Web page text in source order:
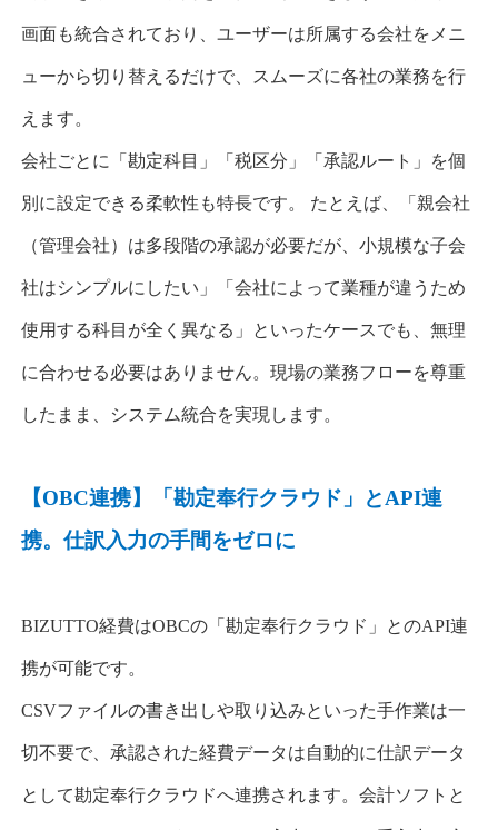
画面も統合されており、ユーザーは所属する会社をメニ
ューから切り替えるだけで、スムーズに各社の業務を行
えます。
会社ごとに「勘定科目」「税区分」「承認ルート」を個
別に設定できる柔軟性も特長です。 たとえば、「親会社
（管理会社）は多段階の承認が必要だが、小規模な子会
社はシンプルにしたい」「会社によって業種が違うため
使用する科目が全く異なる」といったケースでも、無理
に合わせる必要はありません。現場の業務フローを尊重
したまま、システム統合を実現します。
【OBC連携】「勘定奉行クラウド」とAPI連
携。仕訳入力の手間をゼロに
BIZUTTO経費はOBCの 「勘定奉行クラウド」とのAPI連
携が可能です。
CSVファイルの書き出しや取り込みといった手作業は一
切不要で、承認された経費データは自動的に仕訳データ
として勘定奉行クラウドへ連携されます。会計ソフトと